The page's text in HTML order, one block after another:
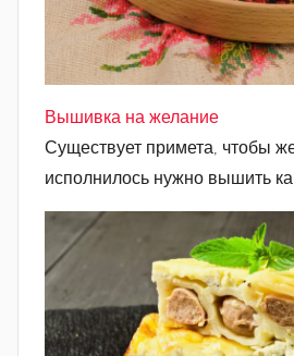
Вышивка на желание
Существует примета, чтобы
исполнилось нужно вышить